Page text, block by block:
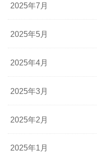
2025年7月
2025年5月
2025年4月
2025年3月
2025年2月
2025年1月